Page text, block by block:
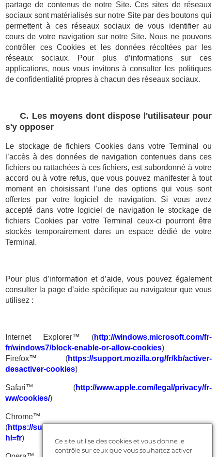
partage de contenus de notre Site. Ces sites de réseaux
sociaux sont matérialisés sur notre Site par des boutons qui
permettent à ces réseaux sociaux de vous identifier au
cours de votre navigation sur notre Site. Nous ne pouvons
contrôler ces Cookies et les données récoltées par les
réseaux sociaux. Pour plus d’informations sur ces
applications, nous vous invitons à consulter les politiques
de confidentialité propres à chacun des réseaux sociaux.
C. Les moyens dont dispose l'utilisateur pour
s'y opposer
Le stockage de fichiers Cookies dans votre Terminal ou
l’accès à des données de navigation contenues dans ces
fichiers ou rattachées à ces fichiers, est subordonné à votre
accord ou à votre refus, que vous pouvez manifester à tout
moment en choisissant l’une des options qui vous sont
offertes par votre logiciel de navigation. Si vous avez
accepté dans votre logiciel de navigation le stockage de
fichiers Cookies par votre Terminal ceux-ci pourront être
stockés temporairement dans un espace dédié de votre
Terminal.
Pour plus d’information et d’aide, vous pouvez également
consulter la page d’aide spécifique au navigateur que vous
utilisez :
Internet Explorer™ (http://windows.microsoft.com/fr-
fr/windows7/block-enable-or-allow-cookies)
Firefox™ (https://support.mozilla.org/fr/kb/activer-
desactiver-cookies)
Safari™ (http://www.apple.com/legal/privacy/fr-
ww/cookies/)
Chrome™
(https://support.google.com/chrome/answer/95647?
hl=fr)
Ce site utilise des cookies et vous donne le
contrôle sur ceux que vous souhaitez activer